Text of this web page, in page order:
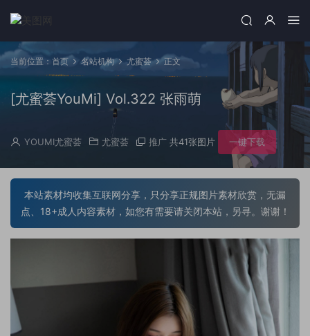
当前位置： 首页 名站机构 尤蜜荟 正文
[尤蜜荟YouMi] Vol.322 张雨萌
YOUMI尤蜜荟 尤蜜荟 推广 共41张图片 一键下载
本站素材均收集互联网分享，只分享正规图片素材欣赏，无漏
点、18+成人内容素材，如您有需要请关闭本站，另寻。谢谢！